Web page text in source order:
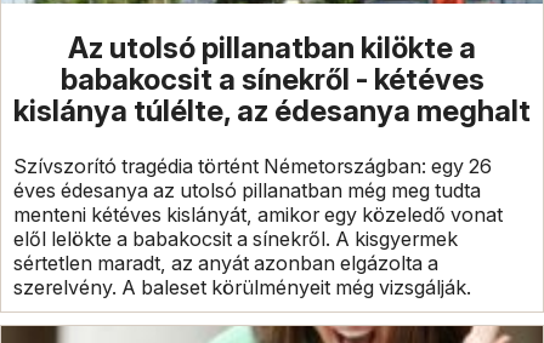
Az utolsó pillanatban kilökte a
babakocsit a sínekről - kétéves
kislánya túlélte, az édesanya meghalt
Szívszorító tragédia történt Németországban: egy 26
éves édesanya az utolsó pillanatban még meg tudta
menteni kétéves kislányát, amikor egy közeledő vonat
elől lelökte a babakocsit a sínekről. A kisgyermek
sértetlen maradt, az anyát azonban elgázolta a
szerelvény. A baleset körülményeit még vizsgálják.